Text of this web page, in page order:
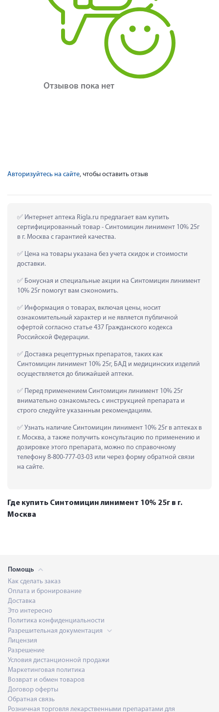
Отзывов пока нет
Авторизуйтесь на сайте, чтобы оставить отзыв
Интернет аптека Rigla.ru предлагает вам купить
сертифицированный товар - Синтомицин линимент 10% 25г
в г. Москва с гарантией качества.
Цена на товары указана без учета скидок и стоимости
доставки.
Бонусная и специальные акции на Синтомицин линимент
10% 25г помогут вам сэкономить.
Информация о товарах, включая цены, носит
ознакомительный характер и не является публичной
офертой согласно статье 437 Гражданского кодекса
Российской Федерации.
Доставка рецептурных препаратов, таких как
Синтомицин линимент 10% 25г, БАД и медицинских изделий
осуществляется до ближайшей аптеки.
Перед применением Синтомицин линимент 10% 25г
внимательно ознакомьтесь с инструкцией препарата и
строго следуйте указанным рекомендациям.
Узнать наличие Синтомицин линимент 10% 25г в аптеках в
г. Москва, а также получить консультацию по применению и
дозировке этого препарата, можно по справочному
телефону 8-800-777-03-03 или через форму обратной связи
на сайте.
Где купить Синтомицин линимент 10% 25г в г.
Москва
Помощь
Как сделать заказ
Оплата и бронирование
Доставка
Это интересно
Политика конфиденциальности
Разрешительная документация
Лицензия
Разрешение
Условия дистанционной продажи
Маркетинговая политика
Возврат и обмен товаров
Договор оферты
Обратная связь
Розничная торговля лекарственными препаратами для